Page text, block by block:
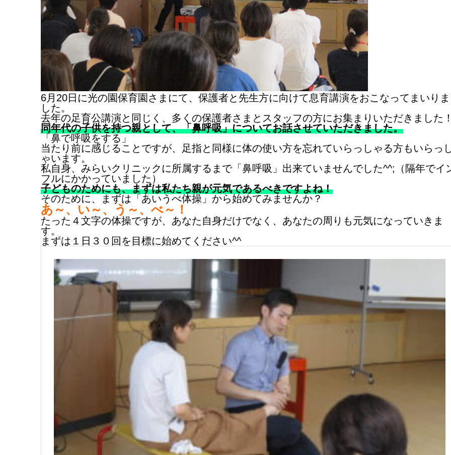
6月20日に光の園保育園さまにて、保護者と先生方に向けて息育講演をおこなってまいりま
した。
去年の足育公講演と同じく、多くの保護者さまとスタッフの方にお集まりいただきました
同年代の子供を持つ親として、「鼻呼吸」についてお話させていただきました。
「鼻で呼吸をする」
当たり前に感じることですが、足指と同様に体の使い方を忘れていらっしゃる方もいらっ
ゃいます。
私自身、みらいクリニックに所属するまで「鼻呼吸」出来ていませんでした^^;（隔年でイ
フルにかかっていました）
子どものためにも、まずは私たち親が元気であるべきですよね！
そのために、まずは「あいうべ体操」から始めてみませんか？
あ～、い～、う～、べ～！
たった４文字の体操ですが、あなた自身だけでなく、あなたの周りも元気になっていきま
す。
まずは１日３０回を目標に始めてください^^